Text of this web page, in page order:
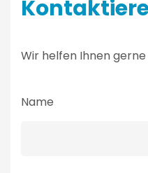
Wir helfen Ihnen
Name